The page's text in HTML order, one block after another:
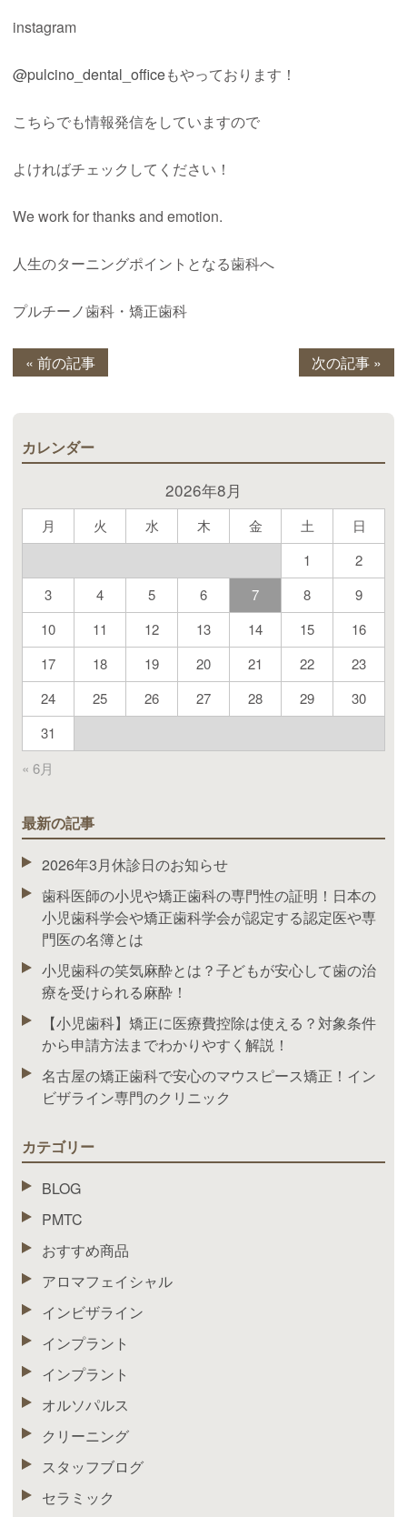
instagram
@pulcino_dental_officeもやっております！
こちらでも情報発信をしていますので
よければチェックしてください！
We work for thanks and emotion.
人生のターニングポイントとなる歯科へ
プルチーノ歯科・矯正歯科
« 前の記事 次の記事 »
カレンダー
2026年8月
月 火 水 木 金 土 日
« 6月
1
2
3
4 5 6 7 8
9
10
11 12 13 14 15
16
17
18 19 20 21 22
23
24
25 26 27 28 29
30
31
最新の記事
2026年3月休診日のお知らせ
歯科医師の小児や矯正歯科の専門性の証明！日本の
小児歯科学会や矯正歯科学会が認定する認定医や専
門医の名簿とは
小児歯科の笑気麻酔とは？子どもが安心して歯の治
療を受けられる麻酔！
【小児歯科】矯正に医療費控除は使える？対象条件
から申請方法までわかりやすく解説！
名古屋の矯正歯科で安心のマウスピース矯正！イン
ビザライン専門のクリニック
カテゴリー
BLOG
PMTC
おすすめ商品
アロマフェイシャル
インビザライン
インプラント
インプラント
オルソパルス
クリーニング
スタッフブログ
セラミック